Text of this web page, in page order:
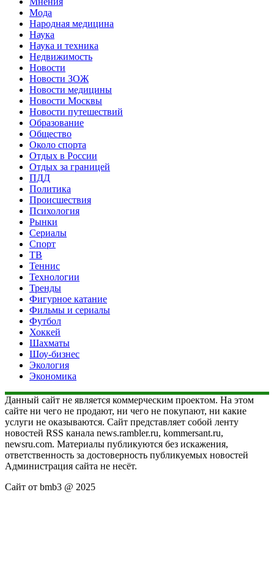
Мода
Народная медицина
Наука
Наука и техника
Недвижимость
Новости
Новости ЗОЖ
Новости медицины
Новости Москвы
Новости путешествий
Образование
Общество
Около спорта
Отдых в России
Отдых за границей
ПДД
Политика
Происшествия
Психология
Рынки
Сериалы
Спорт
ТВ
Теннис
Технологии
Тренды
Фигурное катание
Фильмы и сериалы
Футбол
Хоккей
Шахматы
Шоу-бизнес
Экология
Экономика
Данный сайт не является коммерческим проектом. На этом
сайте ни чего не продают, ни чего не покупают, ни какие
услуги не оказываются. Сайт представляет собой ленту
новостей RSS канала news.rambler.ru, kommersant.ru,
newsru.com. Материалы публикуются без искажения,
ответственность за достоверность публикуемых новостей
Администрация сайта не несёт.
Сайт от bmb3 @ 2025